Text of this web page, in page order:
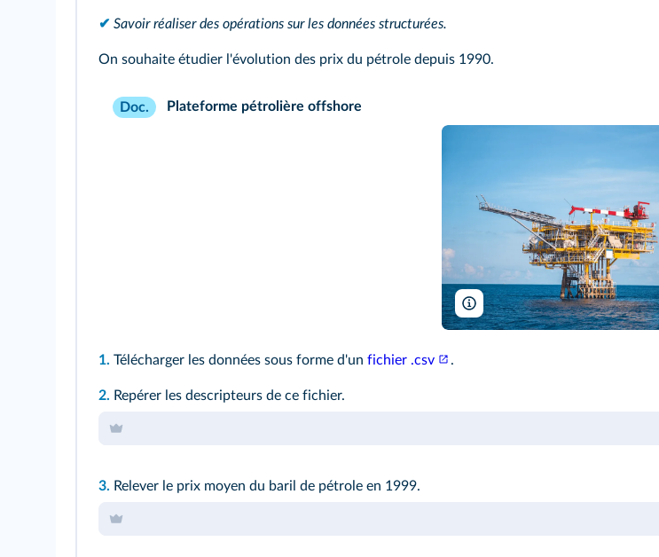
✔ Savoir réaliser des opérations sur les données structurées.
On souhaite étudier l'évolution des prix du pétrole depuis 1990.
Doc. Plateforme pétrolière offshore
Xmentoys/Shutterstock
1. Télécharger les données sous forme d'un fichier .csv .
2. Repérer les descripteurs de ce fichier.
3. Relever le prix moyen du baril de pétrole en 1999.